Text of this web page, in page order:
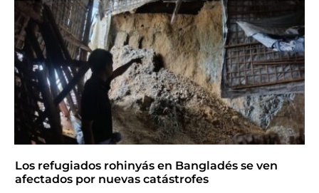
Los refugiados rohinyás en Bangladés se ven
afectados por nuevas catástrofes